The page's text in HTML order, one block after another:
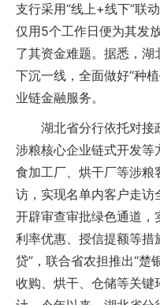
支行采用“线上+线下”联
仅用5个工作日便为其发
了其资金难题。据悉，
下沉一线，全面做好“
业链金融服务。
湖北省分行依托对接
涉粮核心企业链式开发等
食加工厂、烘干厂等涉粮
访，实现名单内客户走
开辟审查审批绿色通道，
利率优惠、授信提额等措
贷”，联合省农担推出“楚
收购、烘干、仓储等关